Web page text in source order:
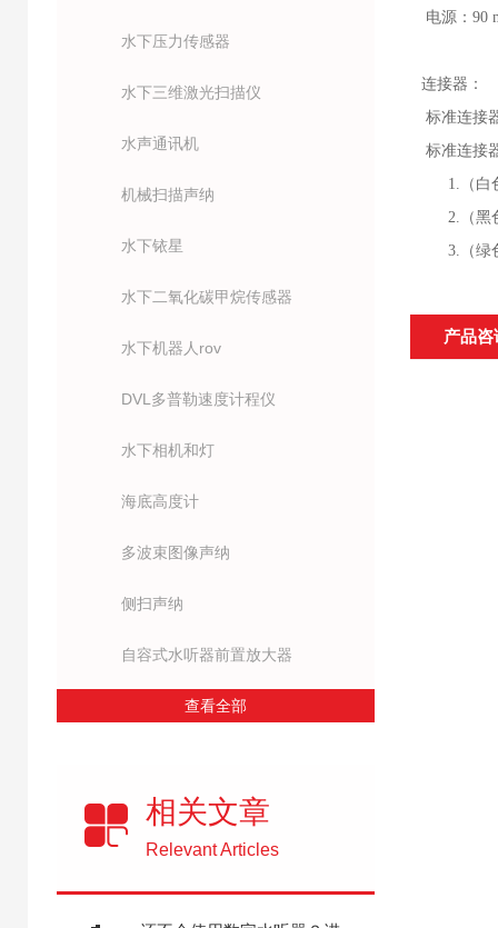
水下压力传感器
水下三维激光扫描仪
水声通讯机
机械扫描声纳
水下铱星
水下二氧化碳甲烷传感器
水下机器人rov
DVL多普勒速度计程仪
水下相机和灯
海底高度计
多波束图像声纳
侧扫声纳
自容式水听器前置放大器
查看全部
相关文章
Relevant Articles
电源：90
连接器：
标准连接
标准连接
1.（白
2.（黑
3.（绿
产品咨